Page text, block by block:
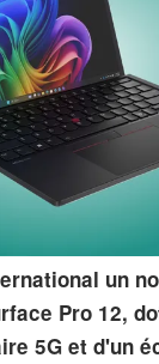
un
Pro 12,
5G et d'un